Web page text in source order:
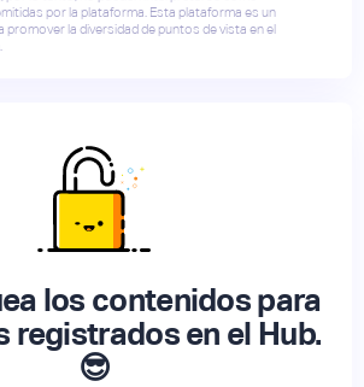
por la plataforma. Esta plataforma es un
promover la diversidad de puntos de vista en el
los contenidos para
registrados en el Hub.
😎